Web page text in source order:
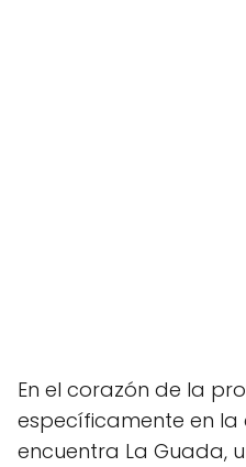
En el corazón de la
específicamente en la
encuentra La Guada,